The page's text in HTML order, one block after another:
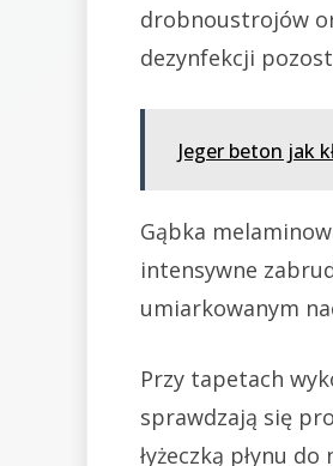
drobnoustrojów
dezynfekcji
Jeger beton jak
Gąbka
intensywne
umiarkowanym
Przy tapetach
sprawdzają się
łyżeczką płynu